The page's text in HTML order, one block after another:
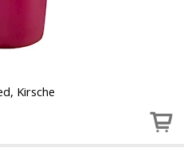
Kirsche